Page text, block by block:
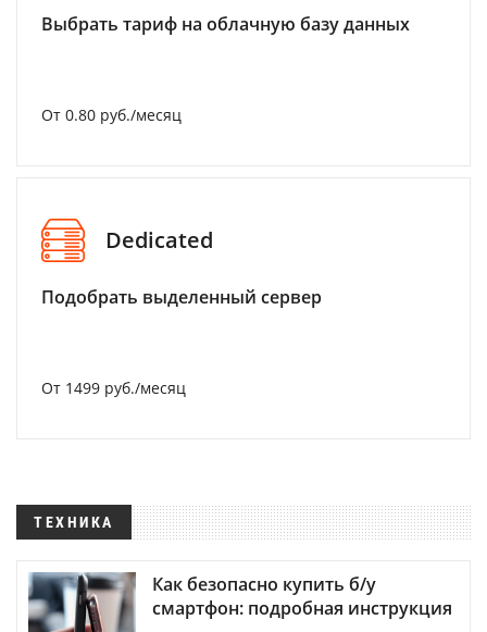
Выбрать тариф на облачную базу данных
От 0.80 руб./месяц
Dedicated
Подобрать выделенный сервер
От 1499 руб./месяц
ТЕХНИКА
Как безопасно купить б/у
смартфон: подробная инструкция